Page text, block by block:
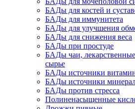
БАДы для костей и
БАДы для иммунитета
БАДы для улучшения
БАДы для снижения веса
БАДы при простуде
БАДы чаи,
сырье
БАДы источники
БАДы источники
БАДы против стресса
Полиненасыщенные